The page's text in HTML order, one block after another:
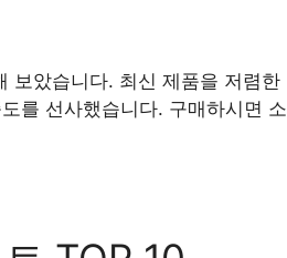
보았습니다. 최신 제품을 저렴한
를 선사했습니다. 구매하시면 소